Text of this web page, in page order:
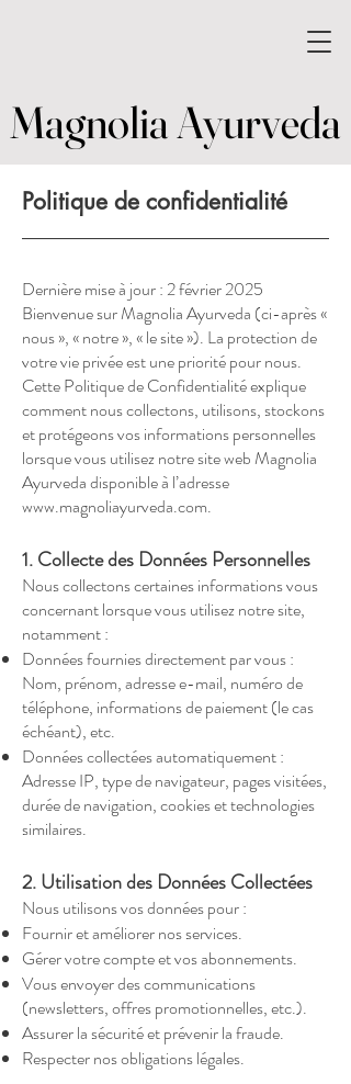
Magnolia Ayurveda
Magnolia Ayurveda
Politique de confidentialité
Dernière mise à jour : 2 février 2025
Bienvenue sur Magnolia Ayurveda (ci-après «
nous », « notre », « le site »). La protection de
votre vie privée est une priorité pour nous.
Cette Politique de Confidentialité explique
comment nous collectons, utilisons, stockons
et protégeons vos informations personnelles
lorsque vous utilisez notre site web Magnolia
Ayurveda disponible à l’adresse
www.magnoliayurveda.com.
1. Collecte des Données Personnelles
Nous collectons certaines informations vous
concernant lorsque vous utilisez notre site,
notamment :
Données fournies directement par vous :
Nom, prénom, adresse e-mail, numéro de
téléphone, informations de paiement (le cas
échéant), etc.
Données collectées automatiquement :
Adresse IP, type de navigateur, pages visitées,
durée de navigation, cookies et technologies
similaires.
2. Utilisation des Données Collectées
Nous utilisons vos données pour :
Fournir et améliorer nos services.
Gérer votre compte et vos abonnements.
Vous envoyer des communications
(newsletters, offres promotionnelles, etc.).
Assurer la sécurité et prévenir la fraude.
Respecter nos obligations légales.